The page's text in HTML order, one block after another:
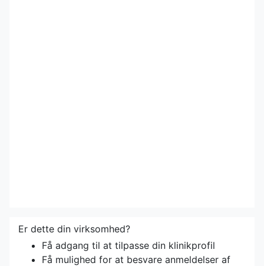
Er dette din virksomhed?
Få adgang til at tilpasse din klinikprofil
Få mulighed for at besvare anmeldelser af